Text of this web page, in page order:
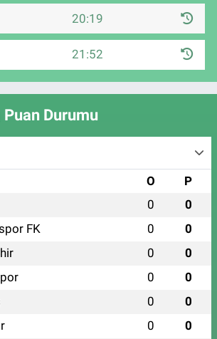
20:19
21:52
Durumu
O P
0 0
FK 0 0
0 0
0 0
0 0
0 0